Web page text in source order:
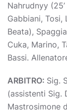
Nahrudnyy
Gabbiani, Tosi,
Beata),
Cuka, Marino,
Bassi.
ARBITRO: Sig.
(assistenti Sig.
Mastrosimone